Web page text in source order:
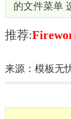
的文件菜单
推荐:
来源：模板无